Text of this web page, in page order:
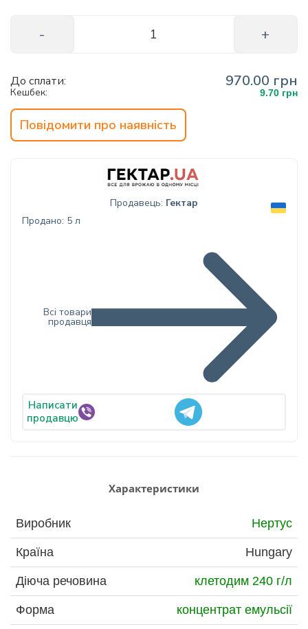
До сплати: 970.00 грн
Кешбек: 9.70 грн
Повідомити про наявність
Продавець: Гектар
Написати
продавцю
Продано: 5 л
Всі товари
продавця
Характеристики
Виробник Нертус
Країна Hungary
Діюча речовина клетодим 240 г/л
Форма концентрат емульсії